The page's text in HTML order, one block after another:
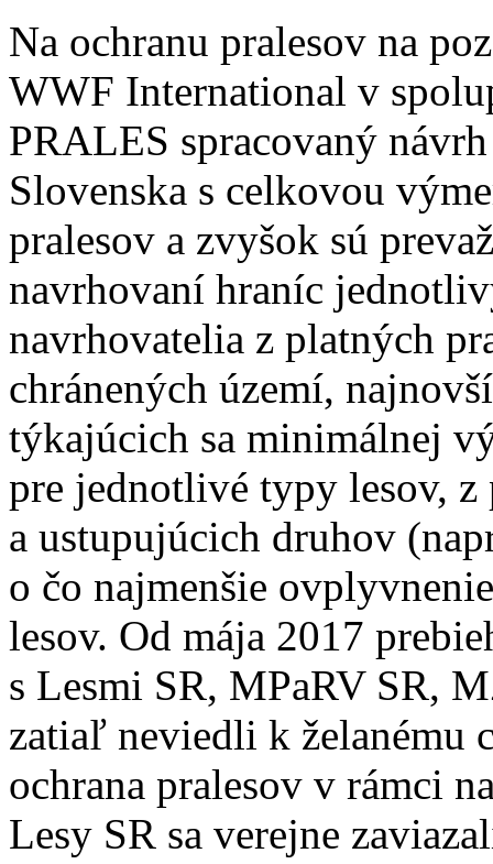
Na ochranu pralesov na
WWF International v
PRALES spracovaný
Slovenska s celkovou
pralesov a zvyšok sú
navrhovaní hraníc
navrhovatelia z platných
chránených území,
týkajúcich sa minimálnej
pre jednotlivé typy lesov,
a ustupujúcich druhov
o čo najmenšie
lesov. Od mája 2017
s Lesmi SR, MPaRV SR,
zatiaľ neviedli k želanému
ochrana pralesov v rámci
Lesy SR sa verejne